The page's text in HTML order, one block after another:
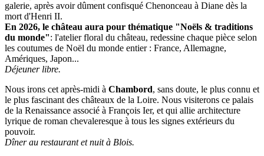
galerie, après avoir dûment confisqué Chenonceau à Diane dès la
mort d'Henri II.
En 2026, le château aura pour thématique "Noëls & traditions
du monde": l'atelier floral du château, redessine chaque pièce selon
les coutumes de Noël du monde entier : France, Allemagne,
Amériques, Japon...
Déjeuner libre.
Nous irons cet après-midi à Chambord, sans doute, le plus connu et
le plus fascinant des châteaux de la Loire. Nous visiterons ce palais
de la Renaissance associé à François Ier, et qui allie architecture
lyrique de roman chevaleresque à tous les signes extérieurs du
pouvoir.
Dîner au restaurant et nuit à Blois.